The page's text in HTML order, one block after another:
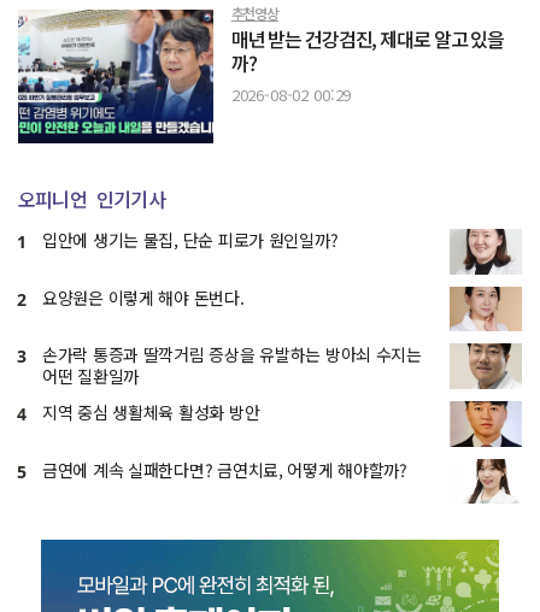
추천영상
매년 받는 건강검진, 제대로 알고 있을
까?
2026-08-02 00:29
오피니언 인기기사
1 입안에 생기는 물집, 단순 피로가 원인일까?
2 요양원은 이렇게 해야 돈번다.
3
손가락 통증과 딸깍거림 증상을 유발하는 방아쇠 수지는
어떤 질환일까
4 지역 중심 생활체육 활성화 방안
5 금연에 계속 실패한다면? 금연치료, 어떻게 해야할까?